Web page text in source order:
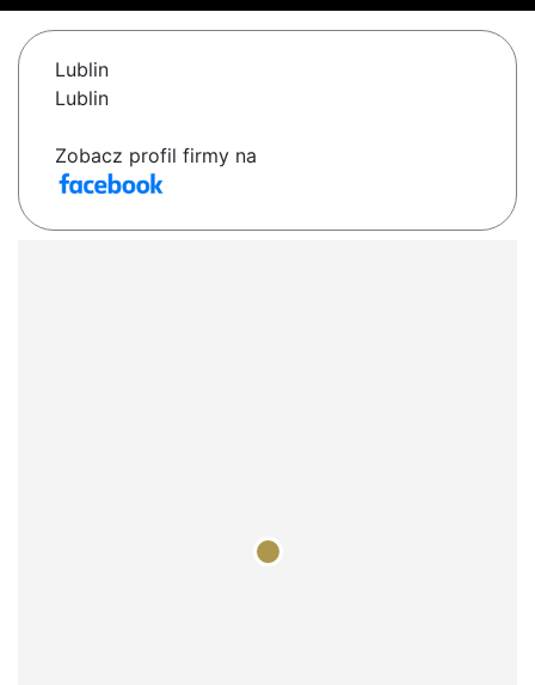
Lublin
Lublin
Zobacz profil firmy na